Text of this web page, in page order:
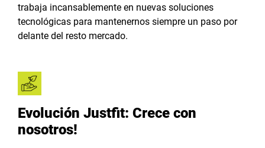
trabaja incansablemente en nuevas soluciones
tecnológicas para mantenernos siempre un paso por
delante del resto mercado.
Evolución Justfit: Crece con
nosotros!